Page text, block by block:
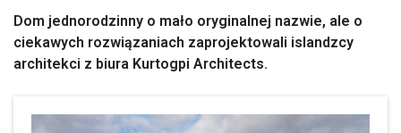
Dom jednorodzinny o mało oryginalnej nazwie, ale o
ciekawych rozwiązaniach zaprojektowali islandzcy
architekci z biura Kurtogpi Architects.